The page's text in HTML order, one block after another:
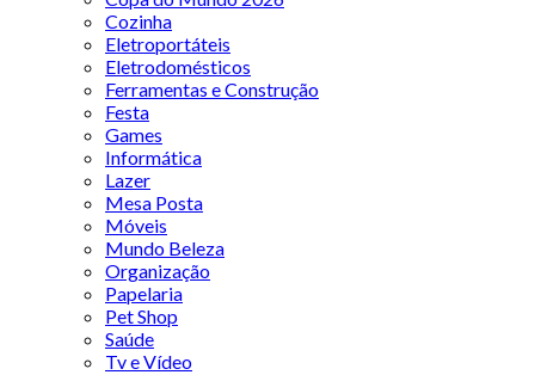
Cozinha
Eletroportáteis
Eletrodomésticos
Ferramentas e Construção
Festa
Games
Informática
Lazer
Mesa Posta
Móveis
Mundo Beleza
Organização
Papelaria
Pet Shop
Saúde
Tv e Vídeo